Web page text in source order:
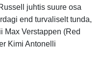
juhtis suure osa
end turvaliselt tunda,
Max Verstappen (Red
Kimi Antonelli